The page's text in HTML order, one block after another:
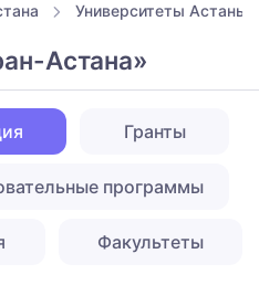
Университеты Астаны
Астана»
Гранты
программы
Факультеты